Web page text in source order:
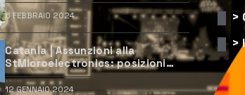
6 FEBBRAIO 2024
Catania | Assunzioni alla
StMicroelectronics: posizioni
aperte e come candidarsi
12 GENNAIO 2024
>
>